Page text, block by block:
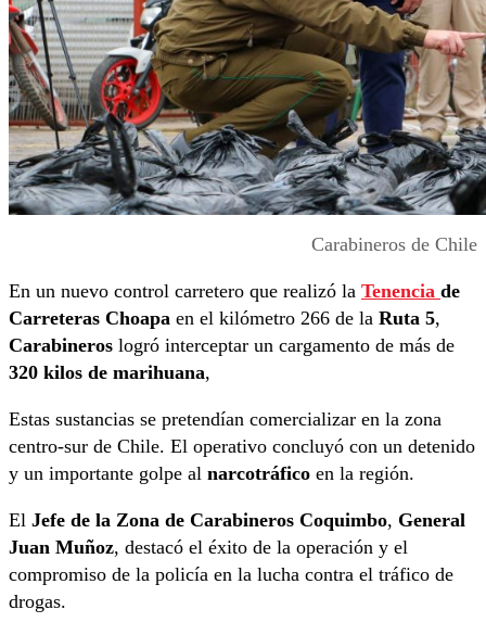
Carabineros de Chile
En un nuevo control carretero que realizó la Tenencia de
Carreteras Choapa en el kilómetro 266 de la Ruta 5,
Carabineros logró interceptar un cargamento de más de
320 kilos de marihuana,
Estas sustancias se pretendían comercializar en la zona
centro-sur de Chile. El operativo concluyó con un detenido
y un importante golpe al narcotráfico en la región.
El Jefe de la Zona de Carabineros Coquimbo, General
Juan Muñoz, destacó el éxito de la operación y el
compromiso de la policía en la lucha contra el tráfico de
drogas.